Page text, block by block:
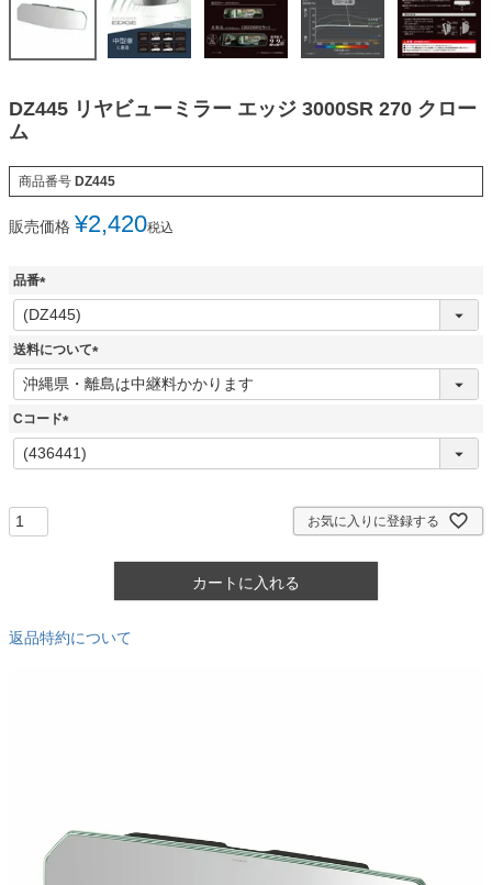
DZ445 リヤビューミラー エッジ 3000SR 270 クロー
ム
商品番号 DZ445
販売価格 ¥2,420税込
品番
(
必
須
送料について
(
必
Cコード
(
必
お気に入りに登録する
カートに入れる
返品特約について